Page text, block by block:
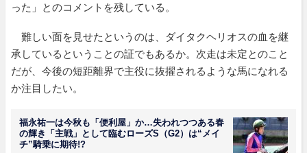
った」とのコメントを残している。
難しい面を見せたというのは、ダイタクヘリオスの血を継
承しているということの証でもあるか。次走は未定とのこと
だが、今後の短距離界で主役に抜擢されるような馬になれる
か注目したい。
福永祐一は今秋も「便利屋」か…失われつつある春
の輝き「主戦」として臨むローズS（G2）は“メイ
チ”騎乗に期待!?